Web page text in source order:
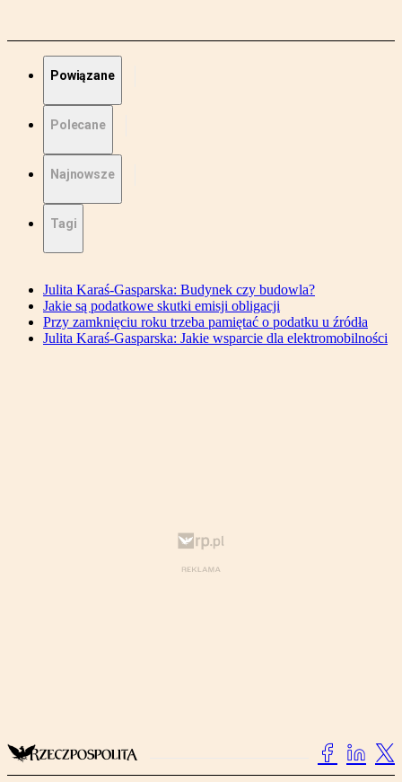
Powiązane
Polecane
Najnowsze
Tagi
Julita Karaś-Gasparska: Budynek czy budowla?
Jakie są podatkowe skutki emisji obligacji
Przy zamknięciu roku trzeba pamiętać o podatku u źródła
Julita Karaś-Gasparska: Jakie wsparcie dla elektromobilności